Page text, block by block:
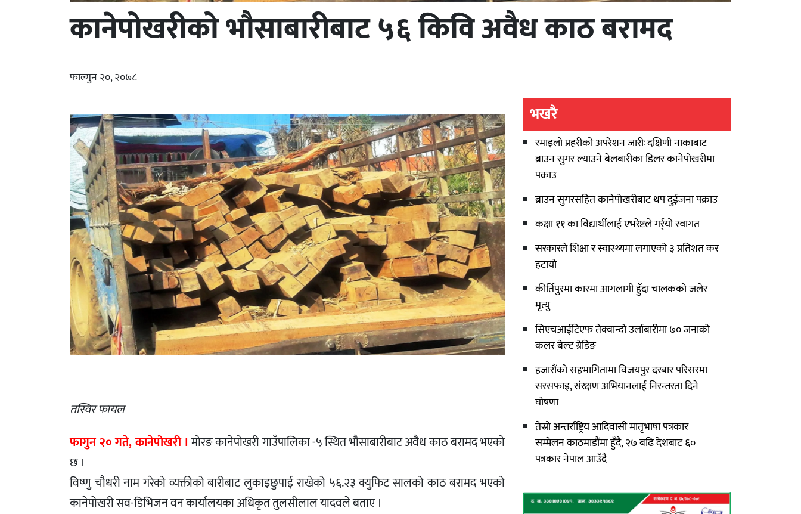
कानेपोखरीको भौसाबारीबाट ५६ किवि अवैध काठ बरामद
फाल्गुन २०, २०७८
तस्विर फायल
फागुन २० गते, कानेपोखरी ।मोरङ कानेपोखरी गाउँपालिका -५ स्थित भौसाबारीबाट अवैध काठ बरामद भएको
छ ।
विष्णु चौधरी नाम गरेको व्यक्तीको बारीबाट लुकाइछुपाई राखेको ५६.२३ क्युफिट सालको काठ बरामद भएको
कानेपोखरी सव-डिभिजन वन कार्यालयका अधिकृत तुलसीलाल यादवले बताए ।
भखरै
रमाइलो प्रहरीको अपरेशन जारीः दक्षिणी नाकाबाट
ब्राउन सुगर ल्याउने बेलबारीका डिलर कानेपोखरीमा
पक्राउ
ब्राउन सुगरसहित कानेपोखरीबाट थप दुईजना पक्राउ
कक्षा ११ का विद्यार्थीलाई एभरेष्टले गर्र्यो स्वागत
सरकारले शिक्षा र स्वास्थ्यमा लगाएको ३ प्रतिशत कर
हटायो
कीर्तिपुरमा कारमा आगलागी हुँदा चालकको जलेर
मृत्यु
सिएचआईटिएफ तेक्वान्दो उर्लाबारीमा ७० जनाको
कलर बेल्ट ग्रेडिङ
हजारौंको सहभागितामा विजयपुर दरबार परिसरमा
सरसफाइ, संरक्षण अभियानलाई निरन्तरता दिने
घोषणा
तेस्रो अन्तर्राष्ट्रिय आदिवासी मातृभाषा पत्रकार
सम्मेलन काठमाडौंमा हुँदै, २७ बढि देशबाट ६०
पत्रकार नेपाल आउँदै